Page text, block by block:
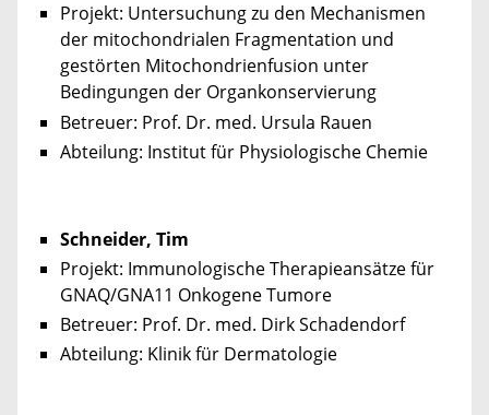
Projekt: Untersuchung zu den Mechanismen
der mitochondrialen Fragmentation und
gestörten Mitochondrienfusion unter
Bedingungen der Organkonservierung
Betreuer: Prof. Dr. med. Ursula Rauen
Abteilung: Institut für Physiologische Chemie
Schneider, Tim
Projekt: Immunologische Therapieansätze für
GNAQ/GNA11 Onkogene Tumore
Betreuer: Prof. Dr. med. Dirk Schadendorf
Abteilung: Klinik für Dermatologie